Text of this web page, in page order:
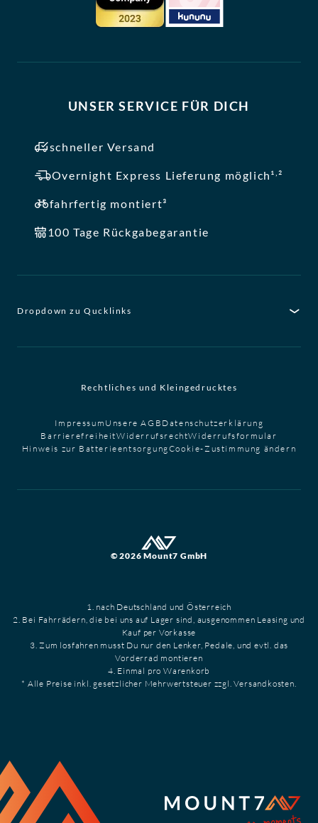
UNSER SERVICE FÜR DICH
schneller Versand
Overnight Express Lieferung möglich¹ ,²
fahrfertig montiert³
100 Tage Rückgabegarantie
Dropdown zu Qucklinks
Rechtliches und Kleingedrucktes
Impressum Unsere AGB Datenschutzerklärung
BarrierefreiheitWiderrufsrechtWiderrufsformular
Hinweis zur BatterieentsorgungCookie-Zustimmung ändern
© 2026 Mount7 GmbH
1. nach Deutschland und Österreich
2. Bei Fahrrädern, die bei uns auf Lager sind, ausgenommen Leasing und
Kauf per Vorkasse
3. Zum losfahren musst Du nur den Lenker, Pedale, und evtl. das
Vorderrad montieren
4. Einmal pro Warenkorb
* Alle Preise inkl. gesetzlicher Mehrwertsteuer zzgl. Versandkosten.